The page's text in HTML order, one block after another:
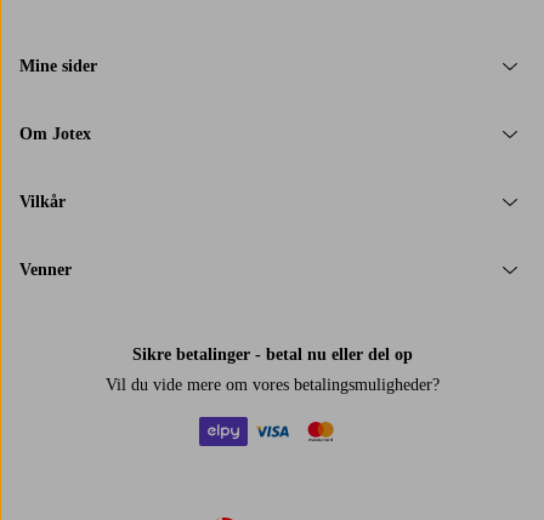
Mine sider
Om Jotex
Vilkår
Venner
Sikre betalinger - betal nu eller del op
Vil du vide mere om vores betalingsmuligheder?